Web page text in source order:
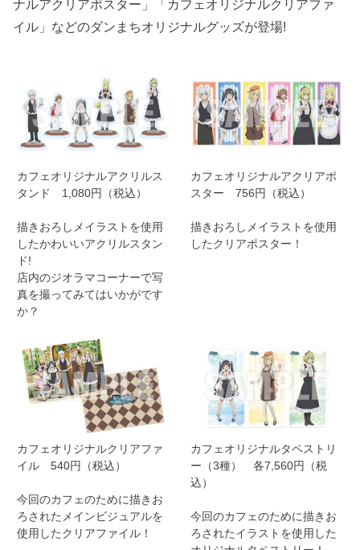
ナルアクリアポスター」「カフェオリジナルクリアファ
イル」などのダンまちオリジナルグッズが登場!
カフェオリジナルアクリルス
タンド 1,080円（税込）
描きおろしメイラストを使用
したかわいいアクリルスタン
ド!
店内のジオラマコーナーで写
真を撮ってみてはいかがです
か？
カフェオリジナルアクリアポ
スター 756円（税込）
描きおろしメイラストを使用
したクリアポスター！
カフェオリジナルクリアファ
イル 540円（税込）
今回のカフェのために描きお
ろされたメインビジュアルを
使用したクリアファイル！
カフェオリジナルタペストリ
ー（3種） 各7,560円（税
込）
今回のカフェのために描きお
ろされたイラストを使用した